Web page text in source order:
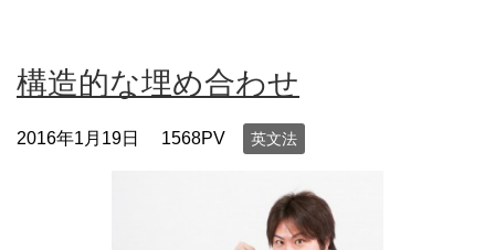
構造的な埋め合わせ
2016年1月19日 1568PV 英文法